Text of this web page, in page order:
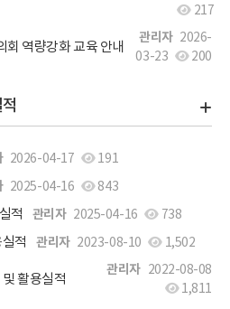
217
관리자 2026-
03-23
200
역량강화 교육 안내
2026-04-17 191
2025-04-16 843
관리자 2025-04-16 738
적
관리자 2023-08-10 1,502
적
관리자 2022-08-08
1,811
활용실적